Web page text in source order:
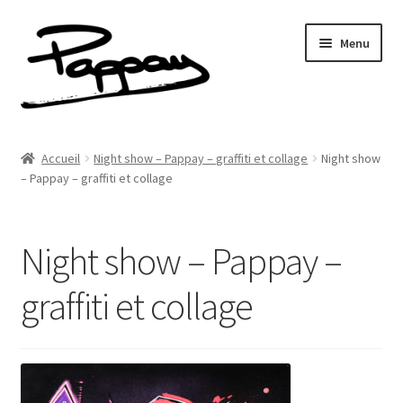
Aller
navigation
Aller
au
contenu
Menu
Réalisations
Contact
Newsletter
Shop
Accueil Night show – Pappay – graffiti et collage
Night show
– Pappay – graffiti et collage
Night show – Pappay –
graffiti et collage